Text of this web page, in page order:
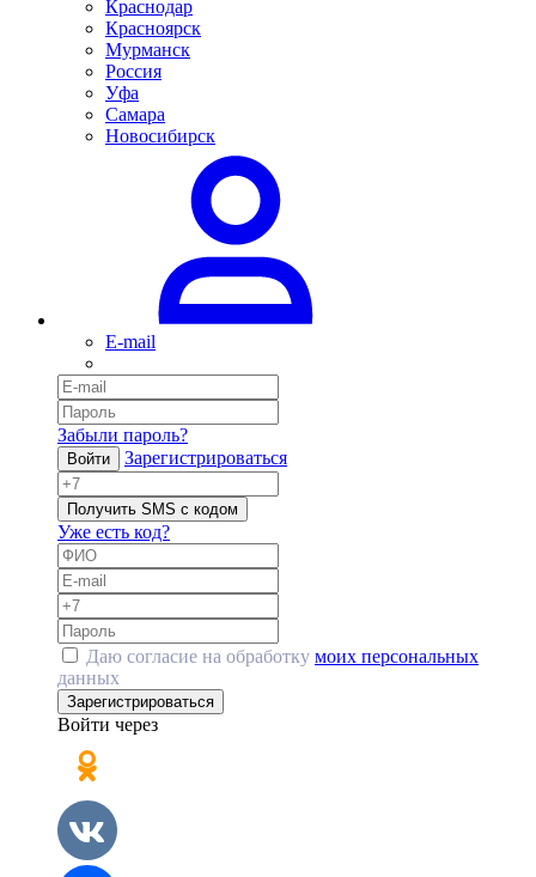
Краснодар
Красноярск
Мурманск
Россия
Уфа
Самара
Новосибирск
E-mail
Забыли пароль?
Войти Зарегистрироваться
Получить SMS с кодом
Уже есть код?
Даю согласие на обработку моих персональных
данных
Зарегистрироваться
Войти через